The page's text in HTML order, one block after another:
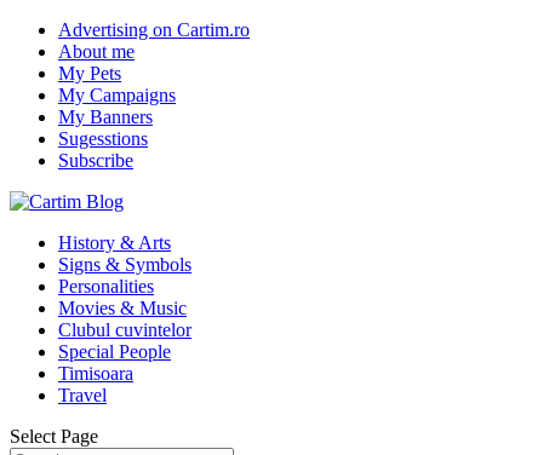
Advertising on Cartim.ro
About me
My Pets
My Campaigns
My Banners
Sugesstions
Subscribe
History & Arts
Signs & Symbols
Personalities
Movies & Music
Clubul cuvintelor
Special People
Timisoara
Travel
Select Page